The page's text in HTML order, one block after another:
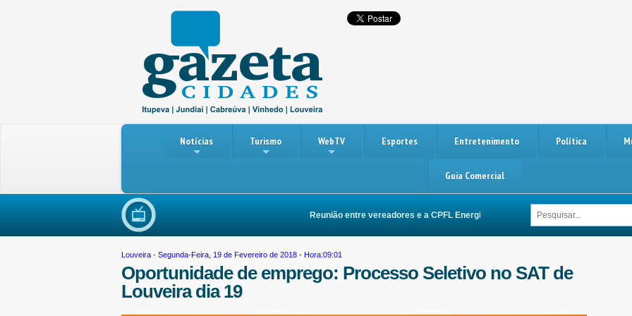
Notícias Turismo WebTV Esportes Entretenimento Política
Guia Comercial
Reunião entre vereadores e a CPFL Energia busca melhorias na rede elétrica de
Louveira - Segunda-Feira, 19 de Fevereiro de 2018 - Hora:09:01
Oportunidade de emprego: Processo Seletivo no SAT de
Louveira dia 19